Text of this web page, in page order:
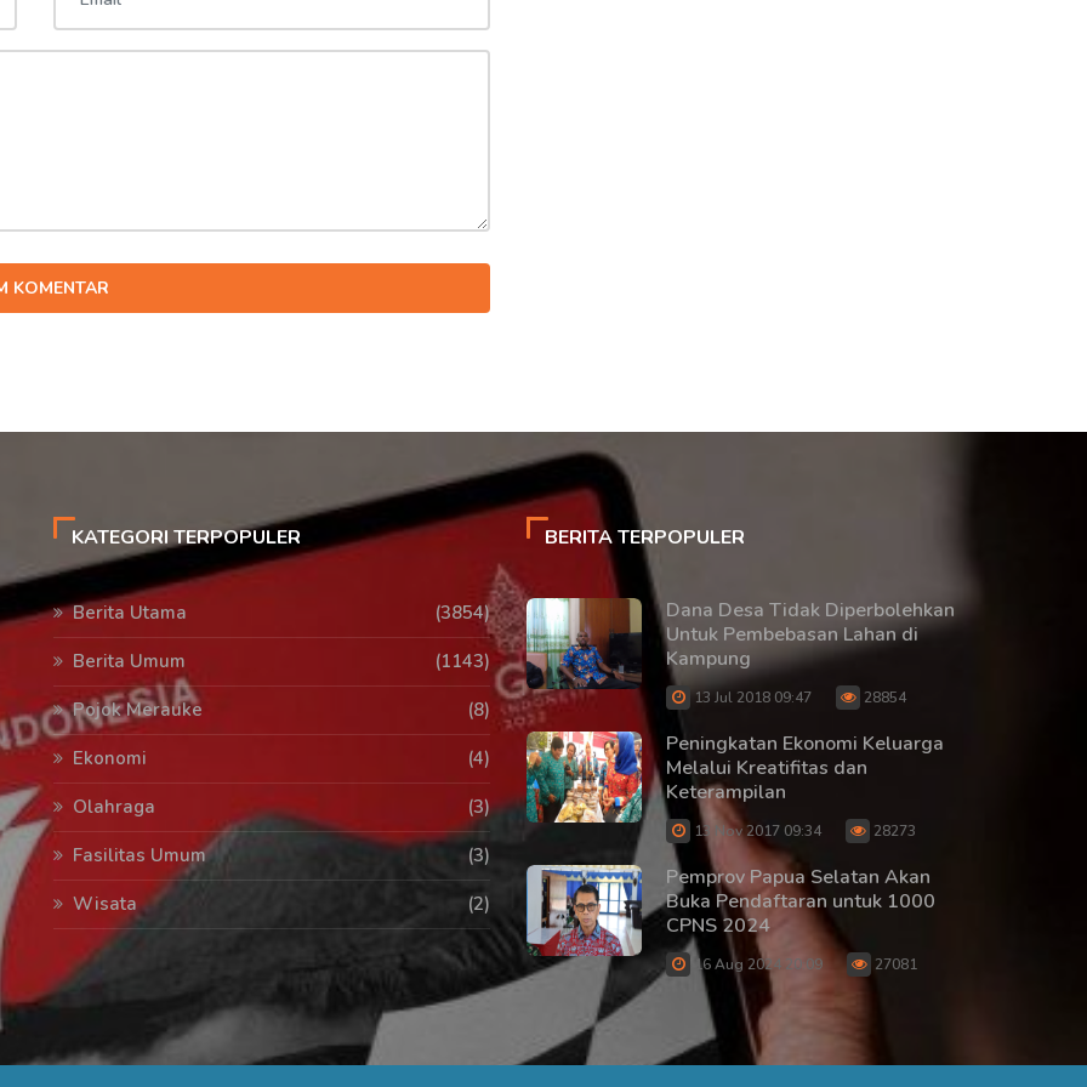
KOMENTAR
KATEGORI TERPOPULER
Berita Utama
(3854)
Berita Umum
(1143)
Pojok Merauke
(8)
Ekonomi
(4)
Olahraga
(3)
Fasilitas Umum
(3)
Wisata
(2)
BERITA TERPOPULER
Dana Desa Tidak Diperbolehkan
Untuk Pembebasan Lahan di
Kampung
13 Jul 2018 09:47 28854
Peningkatan Ekonomi Keluarga
Melalui Kreatifitas dan
Keterampilan
13 Nov 2017 09:34 28273
Pemprov Papua Selatan Akan
Buka Pendaftaran untuk 1000
CPNS 2024
16 Aug 2024 20:09 27081